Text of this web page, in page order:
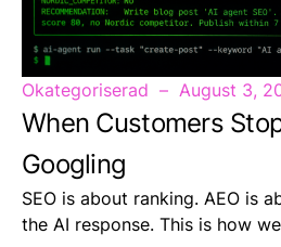
Okategoriserad August 3,
When Customers
Googling
SEO is about ranking. AEO is
the AI response. This is how